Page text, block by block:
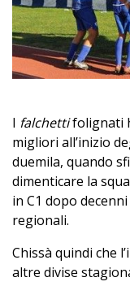
I falchettifolignati
migliori all’inizio
duemila, quando
dimenticare la
in C1 dopo
regionali.
Chissà quindi che
altre divise